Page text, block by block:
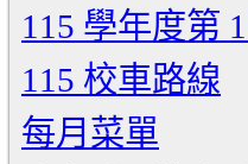
115 學年度第
115 校車路線
每月菜單